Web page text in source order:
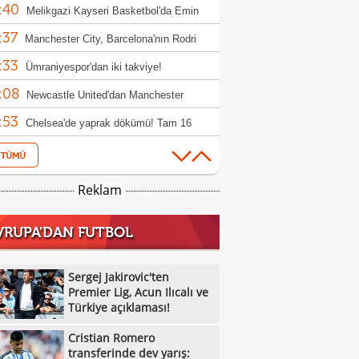
Melikgazi Kayseri Basketbol'da Emin
dönemiManchester City, Barcelona'nın Rodri
reddetti!
Ümraniyespor'dan iki takviye!
Newcastle United'dan Manchester
Lewis Hall yanıtı!
Chelsea'de yaprak dökümü! Tam 16
gönderilecek
Özel Sporcular Down Judo Milli Takımı,
7 madalya kazandı
Fiorentina, Mastantuono'yu açıkladı!
Parma, El Bilal Toure transferini duyurdu
milyon TL'lik tazminat davası
Karşıyaka Stadı'nda geri sayım sürüyor
Galatasaray MCT Technic, Oumar
transfer etti
Aleksandar Stanojevic, Cenk Tosun ve
Reklam
FUTBOL
Sergej Jakirovic'ten
Premier Lig, Acun Ilıcalı ve
Türkiye açıklaması!
Cristian Romero
transferinde dev yarış: